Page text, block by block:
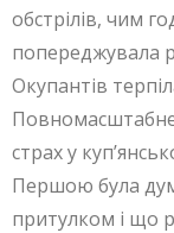
обстрілів, чим
попереджувала
Окупантів
Повномасштабне
страх у
Першою була
притулком і що